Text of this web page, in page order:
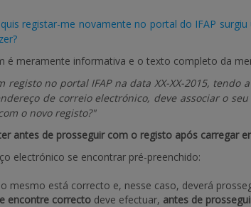
registar-me novamente no portal do IFAP
é meramente informativa e o texto completo da
registo no portal IFAP na data XX-XX-2015,
de correio electrónico, deve associar o
o novo registo?"
antes de prosseguir com o registo após carregar
electrónico se encontrar pré-preenchido:
mesmo está correcto e, nesse caso, deverá
encontre correcto deve efectuar, antes de